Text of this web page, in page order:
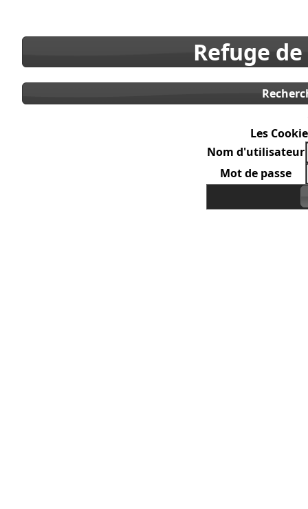
Refuge
Les
Nom d'utilisateur
Mot de passe